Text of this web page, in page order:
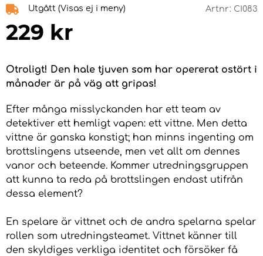
Utgått (Visas ej i meny) Artnr: CI083
229 kr
Otroligt! Den hale tjuven som har opererat ostört i
månader är på väg att gripas!
Efter många misslyckanden har ett team av
detektiver ett hemligt vapen: ett vittne. Men detta
vittne är ganska konstigt; han minns ingenting om
brottslingens utseende, men vet allt om dennes
vanor och beteende. Kommer utredningsgruppen
att kunna ta reda på brottslingen endast utifrån
dessa element?
En spelare är vittnet och de andra spelarna spelar
rollen som utredningsteamet. Vittnet känner till
den skyldiges verkliga identitet och försöker få